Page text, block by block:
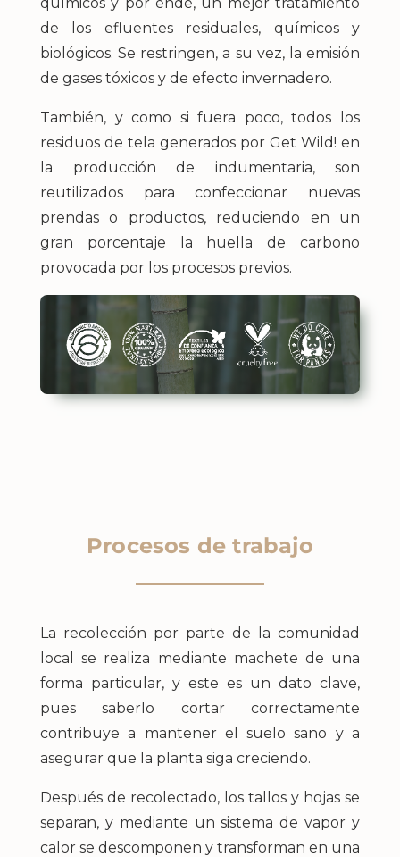
químicos y por ende, un mejor tratamiento
de los efluentes residuales, químicos y
biológicos. Se restringen, a su vez, la emisión
de gases tóxicos y de efecto invernadero.
También, y como si fuera poco, todos los
residuos de tela generados por Get Wild! en
la producción de indumentaria, son
reutilizados para confeccionar nuevas
prendas o productos, reduciendo en un
gran porcentaje la huella de carbono
provocada por los procesos previos.
Procesos de trabajo
La recolección por parte de la comunidad
local se realiza mediante machete de una
forma particular, y este es un dato clave,
pues saberlo cortar correctamente
contribuye a mantener el suelo sano y a
asegurar que la planta siga creciendo.
Después de recolectado, los tallos y hojas se
separan, y mediante un sistema de vapor y
calor se descomponen y transforman en una